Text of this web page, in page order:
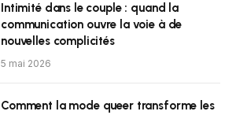
Intimité dans le couple : quand la
communication ouvre la voie à de
nouvelles complicités
5 mai 2026
Comment la mode queer transforme les